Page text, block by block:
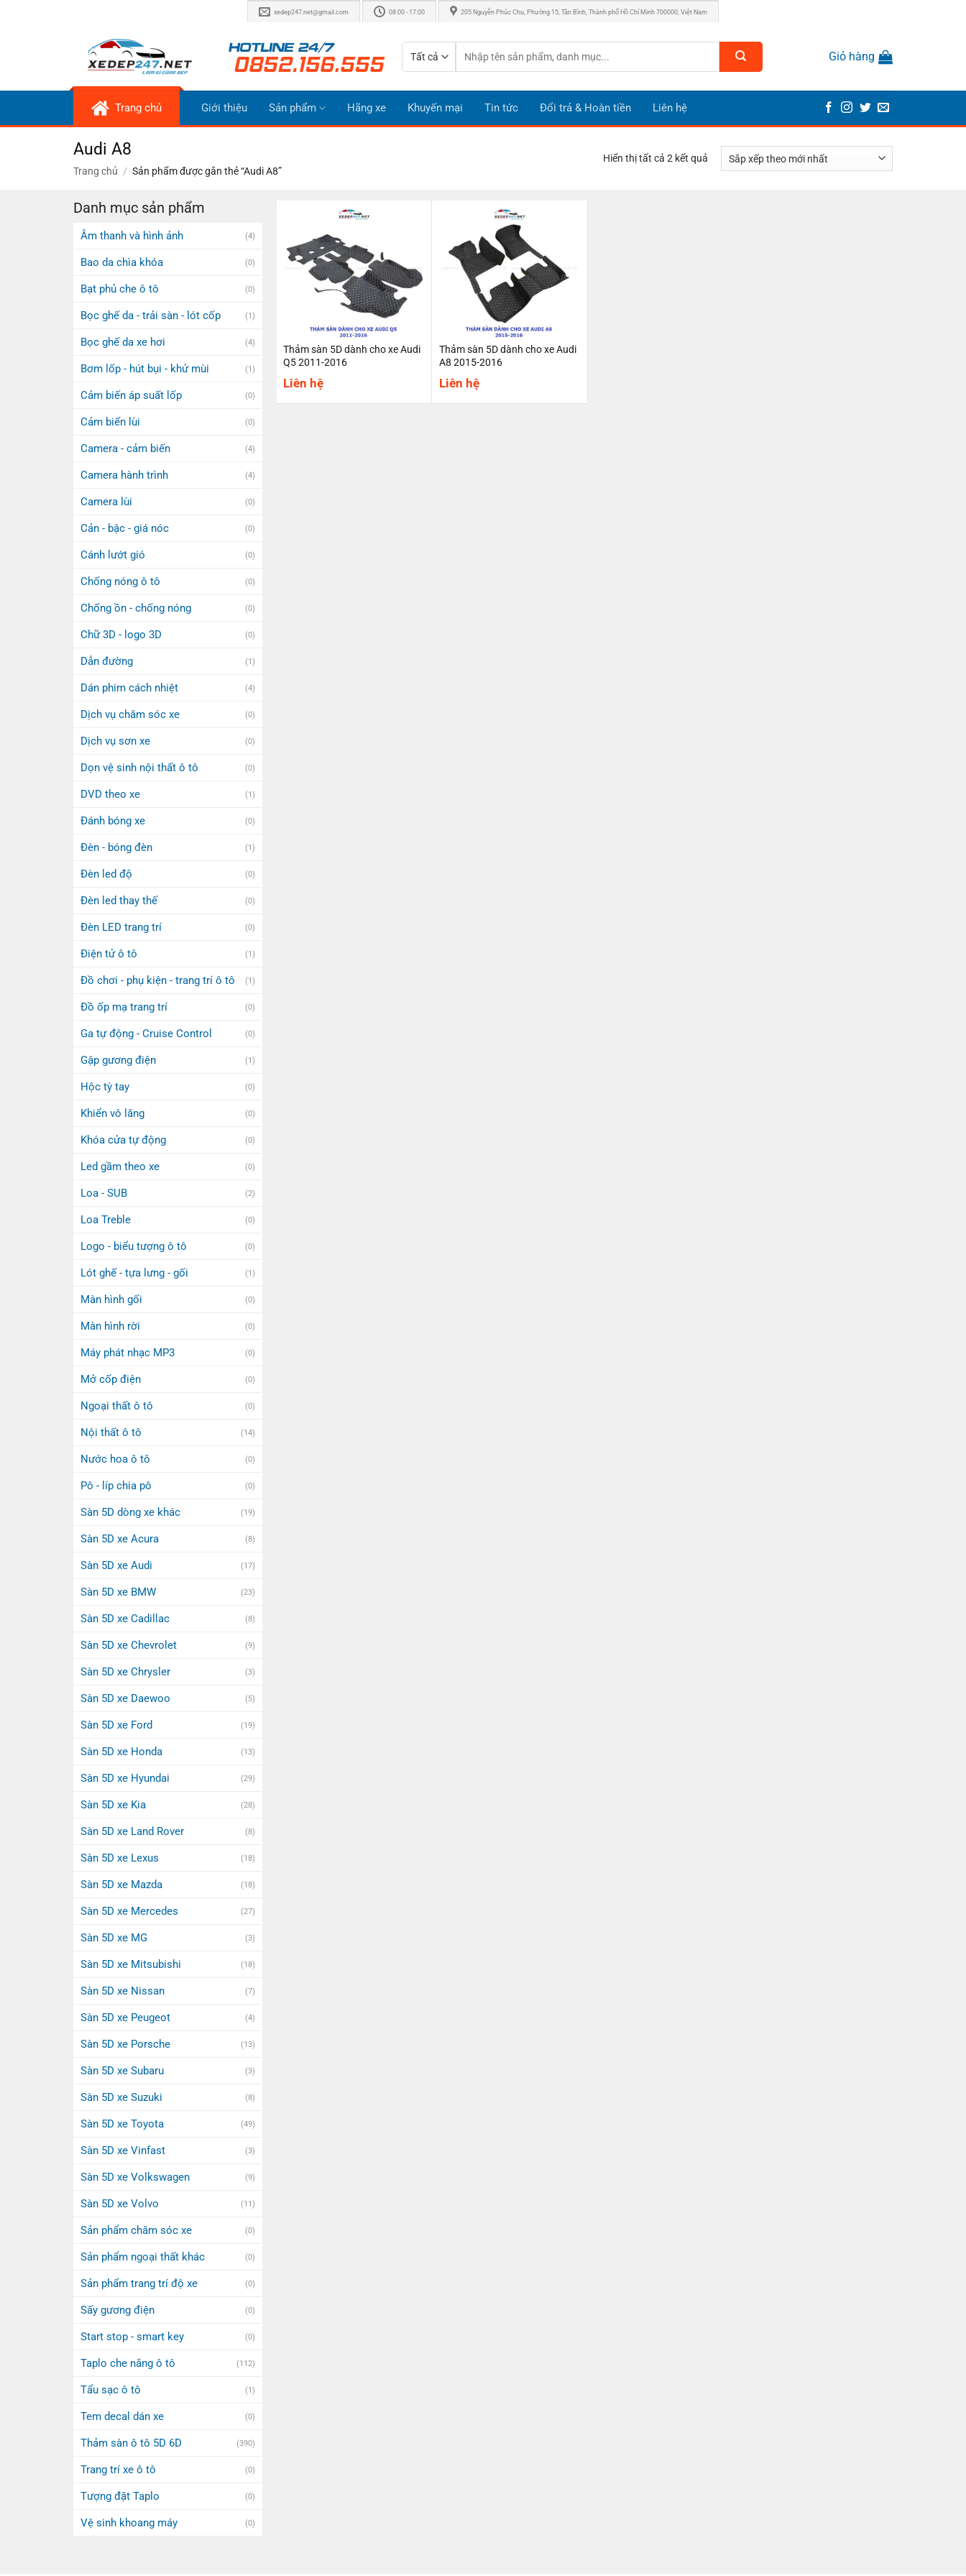
xedep247.net@gmail.com 08:00 - 17:00 205 Nguyễn Phúc Chu, Phường 15, Tân Bình, Thành phố Hồ Chí Minh 700000, Việt Nam
kiếm:
Giỏ hàng
Trang chủ Giới thiệu Sản phẩm Hãng xe Khuyến mại Tin tức Đổi trả & Hoàn tiền Liên hệ
Audi A8
Trang chủ / Sản phẩm được gắn thẻ “Audi A8”
Hiển thị tất cả 2 kết quảĐã
sắp
Danh mục sản phẩm
Âm thanh và hình ảnh (4)
Bao da chìa khóa (0)
Bạt phủ che ô tô (0)
Bọc ghế da - trải sàn - lót cốp (1)
Bọc ghế da xe hơi (4)
Bơm lốp - hút bụi - khử mùi (1)
Cảm biến áp suất lốp (0)
Cảm biến lùi (0)
Camera - cảm biến (4)
Camera hành trình (4)
Camera lùi (0)
Cản - bậc - giá nóc (0)
Cánh lướt gió (0)
Chống nóng ô tô (0)
Chống ồn - chống nóng (0)
Chữ 3D - logo 3D (0)
Dẫn đường (1)
Dán phim cách nhiệt (4)
Dịch vụ chăm sóc xe (0)
Dịch vụ sơn xe (0)
Dọn vệ sinh nội thất ô tô (0)
DVD theo xe (1)
Đánh bóng xe (0)
Đèn - bóng đèn (1)
Đèn led độ (0)
Đèn led thay thế (0)
Đèn LED trang trí (0)
Điện tử ô tô (1)
Đồ chơi - phụ kiện - trang trí ô tô (1)
Đồ ốp mạ trang trí (0)
Ga tự động - Cruise Control (0)
Gập gương điện (1)
Hộc tỳ tay (0)
Khiển vô lăng (0)
Khóa cửa tự động (0)
Led gầm theo xe (0)
Loa - SUB (2)
Loa Treble (0)
Logo - biểu tượng ô tô (0)
Lót ghế - tựa lưng - gối (1)
Màn hình gối (0)
Màn hình rời (0)
Máy phát nhạc MP3 (0)
Mở cốp điện (0)
Ngoại thất ô tô (0)
Nội thất ô tô (14)
Nước hoa ô tô (0)
Pô - líp chia pô (0)
Sàn 5D dòng xe khác (19)
Sàn 5D xe Acura (8)
Sàn 5D xe Audi (17)
Sàn 5D xe BMW (23)
Sàn 5D xe Cadillac (8)
Sàn 5D xe Chevrolet (9)
Sàn 5D xe Chrysler (3)
Sàn 5D xe Daewoo (5)
Sàn 5D xe Ford (19)
Sàn 5D xe Honda (13)
Sàn 5D xe Hyundai (29)
Sàn 5D xe Kia (28)
Sàn 5D xe Land Rover (8)
Sàn 5D xe Lexus (18)
Sàn 5D xe Mazda (18)
Sàn 5D xe Mercedes (27)
Sàn 5D xe MG (3)
Sàn 5D xe Mitsubishi (18)
Sàn 5D xe Nissan (7)
Sàn 5D xe Peugeot (4)
Sàn 5D xe Porsche (13)
Sàn 5D xe Subaru (3)
Sàn 5D xe Suzuki (8)
Sàn 5D xe Toyota (49)
Sàn 5D xe Vinfast (3)
Sàn 5D xe Volkswagen (9)
Sàn 5D xe Volvo (11)
Sản phẩm chăm sóc xe (0)
Sản phẩm ngoại thất khác (0)
Sản phẩm trang trí độ xe (0)
Sấy gương điện (0)
Start stop - smart key (0)
Taplo che nắng ô tô (112)
Tẩu sạc ô tô (1)
Tem decal dán xe (0)
Thảm sàn ô tô 5D 6D (390)
Trang trí xe ô tô (0)
Tượng đặt Taplo (0)
Vệ sinh khoang máy (0)
Thảm sàn 5D dành cho xe Audi
Q5 2011-2016
Liên hệ
Thảm sàn 5D dành cho xe Audi
A8 2015-2016
Liên hệ